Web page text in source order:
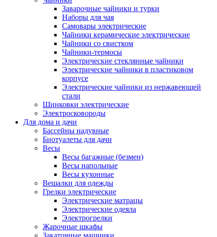
Заварочные чайники и турки
Наборы для чая
Самовары электрические
Чайники керамические электрические
Чайники со свистком
Чайники-термосы
Электрические стеклянные чайники
Электрические чайники в пластиковом
корпусе
Электрические чайники из нержавеющей
стали
Шинковки электрические
Электросковороды
Для дома и дачи
Бассейны надувные
Биотуалеты для дачи
Весы
Весы багажные (безмен)
Весы напольные
Весы кухонные
Вешалки для одежды
Грелки электрические
Электрические матрацы
Электрические одеяла
Электрогрелки
Жарочные шкафы
Закаточные машинки